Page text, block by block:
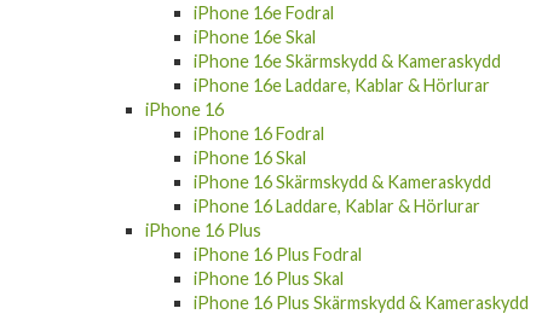
iPhone 16e Fodral
iPhone 16e Skal
iPhone 16e Skärmskydd & Kameraskydd
iPhone 16e Laddare, Kablar & Hörlurar
iPhone 16
iPhone 16 Fodral
iPhone 16 Skal
iPhone 16 Skärmskydd & Kameraskydd
iPhone 16 Laddare, Kablar & Hörlurar
iPhone 16 Plus
iPhone 16 Plus Fodral
iPhone 16 Plus Skal
iPhone 16 Plus Skärmskydd & Kameraskydd